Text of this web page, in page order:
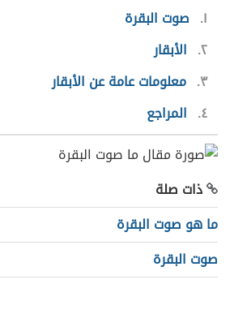
١
صوت البقرة
٢ الأبقار
٣ معلومات عامة عن الأبقار
٤
المراجع
ذات صلة
ما هو صوت البقرة
صوت البقرة